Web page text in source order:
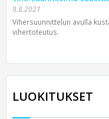
9.8.2021
Vihersuunnittelun avulla
vihertoteutus.
LUOKITUKSET